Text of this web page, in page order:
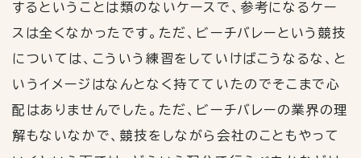
するということは類のないケースで、参考になるケー
スは全くなかったです。ただ、ビーチバレーという競技
については、こういう練習をしていけばこうなるな、と
いうイメージはなんとなく持てていたのでそこまで心
配はありませんでした。ただ、ビーチバレーの業界の理
解もないなかで、競技をしながら会社のこともやって